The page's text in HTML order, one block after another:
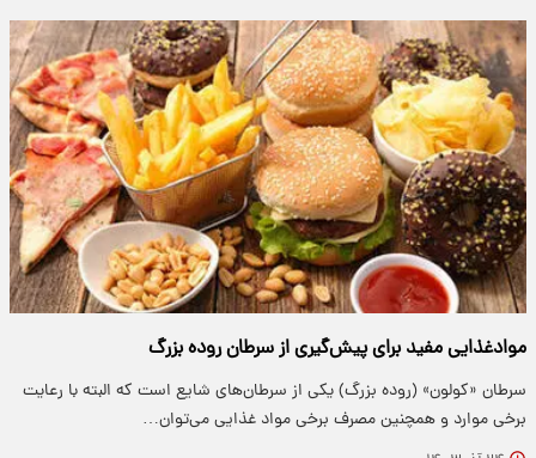
موادغذایی مفید برای پیش‌گیری از سرطان روده بزرگ
سرطان «کولون» (روده بزرگ) یکی از سرطان‌های شایع است که البته با رعایت
برخی موارد و همچنین مصرف برخی مواد غذایی می‌توان…